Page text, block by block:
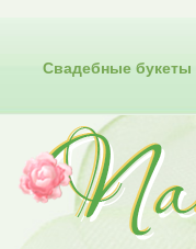
Свадебные букеты